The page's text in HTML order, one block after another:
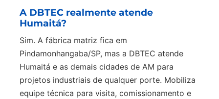
A DBTEC realmente atende
Humaitá?
Sim. A fábrica matriz fica em
Pindamonhangaba/SP, mas a DBTEC atende
Humaitá e as demais cidades de AM para
projetos industriais de qualquer porte. Mobiliza
equipe técnica para visita, comissionamento e